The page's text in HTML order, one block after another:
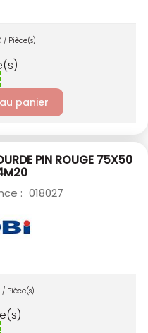
/ Pièce(s)
panier
PIN ROUGE 75X50
: 018027
/ Pièce(s)